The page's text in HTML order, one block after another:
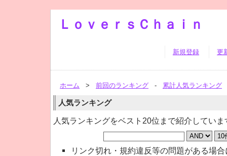
ＬｏｖｅｒｓＣｈａｉｎ
新規登録 更
ホーム > 前回のランキング - 累計人気ランキング
人気ランキング
人気ランキングをベスト20位まで紹介していま
リンク切れ・規約違反等の問題がある場合